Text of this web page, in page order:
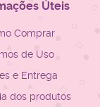
Úteis
Comprar
de Uso
e Entrega
dos produtos